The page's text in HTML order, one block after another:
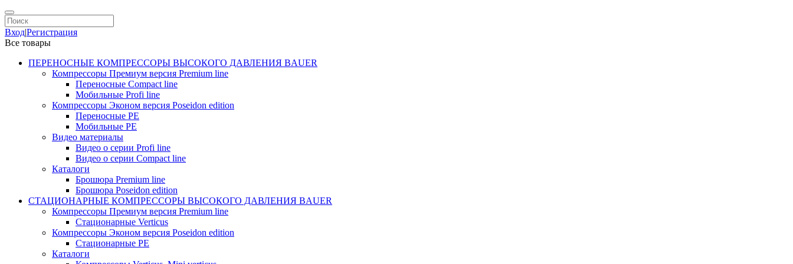
Вход|Регистрация
Все товары
ПЕРЕНОСНЫЕ КОМПРЕССОРЫ ВЫСОКОГО ДАВЛЕНИЯ BAUER
Компрессоры Премиум версия Premium line
Переносные Compact line
Мобильные Profi line
Компрессоры Эконом версия Poseidon edition
Переносные PE
Мобильные PE
Видео материалы
Видео о серии Profi line
Видео о серии Compact line
Каталоги
Брошюра Premium line
Брошюра Poseidon edition
СТАЦИОНАРНЫЕ КОМПРЕССОРЫ ВЫСОКОГО ДАВЛЕНИЯ BAUER
Компрессоры Премиум версия Premium line
Стационарные Verticus
Компрессоры Эконом версия Poseidon edition
Стационарные PE
Каталоги